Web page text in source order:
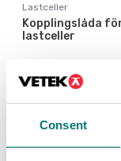
Consent
Lastceller
Kopplingslåda
lastceller
840 kr